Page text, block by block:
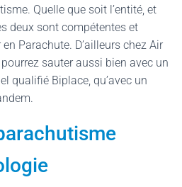
Quelle que soit l’entité, et
deux sont compétentes et
Parachute. D’ailleurs chez Air
sauter aussi bien avec un
qualifié Biplace, qu’avec un